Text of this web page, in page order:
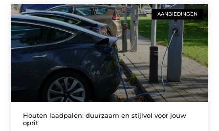
AANBIEDINGEN
Houten laadpalen: duurzaam en stijlvol voor jouw
oprit